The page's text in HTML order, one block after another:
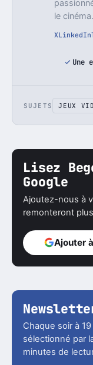
le cinéma.
XLinkedIn
Une
SUJETS JEUX
Lisez
Google
Ajoutez-nous à
remonteront
Ajouter
Chaque soir à
sélectionné par
minutes de